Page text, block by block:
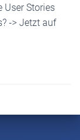
User Stories
-> Jetzt auf